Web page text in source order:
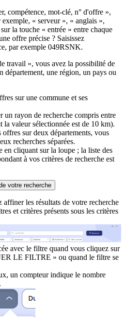
compétence, mot-clé, n° d'offre »,
« serveur », « anglais »,
la touche « entrée » entre chaque
offre précise ? Saisissez
par exemple 049RSNK.
travail », vous avez la possibilité de
département, une région, un pays ou
sur une commune et ses
un rayon de recherche compris entre
la valeur sélectionnée est de 10 km).
offres sur deux départements, vous
recherches séparées.
en cliquant sur la loupe ; la liste des
à vos critères de recherche est
votre recherche
affiner les résultats de votre recherche
et critères présents sous les critères
avec le filtre quand vous cliquez sur
LE FILTRE » ou quand le filtre se
un compteur indique le nombre